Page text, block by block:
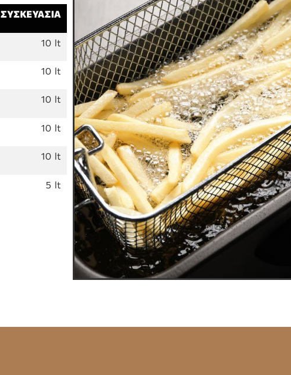
ΣΥΣΚΕΥΑΣΙΑ
10 lt
10 lt
10 lt
10 lt
10 lt
5 lt